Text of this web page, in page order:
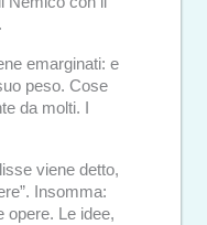
emarginati: e
peso. Cose
da molti. I
viene detto,
Insomma:
opere. Le idee,